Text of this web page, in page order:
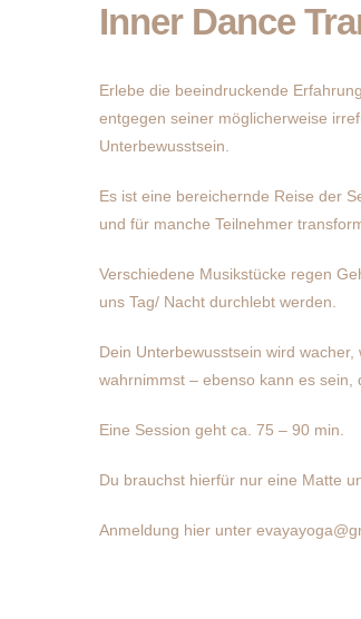
Inner Dance
Erlebe die beeindruckende
entgegen seiner möglicherweise
Unterbewusstsein.
Es ist eine bereichernde Reise der
und für manche Teilnehmer
Verschiedene Musikstücke regen
uns Tag/ Nacht durchlebt werden.
Dein Unterbewusstsein wird
wahrnimmst – ebenso kann es sein,
Eine Session geht ca. 75 – 90 min.
Du brauchst hierfür nur eine Matte
Anmeldung hier unter